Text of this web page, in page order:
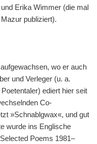
Erika Wimmer (die mal
publiziert).
wo er auch
und Verleger (u. a.
ediert hier seit
Co-
»Schnablgwax«, und gut
wurde ins Englische
Poems 1981–